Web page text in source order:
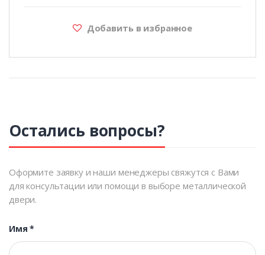
Добавить в избранное
Остались вопросы?
Оформите заявку и наши менеджеры свяжутся с Вами
для консультации или помощи в выборе металлической
двери.
Имя*